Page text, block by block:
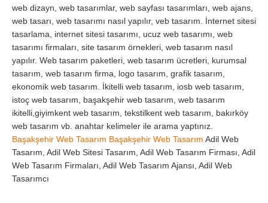
web dizayn, web tasarımlar, web sayfası tasarımları, web ajans,
web tasarı, web tasarımı nasıl yapılır, veb tasarım. İnternet sitesi
tasarlama, internet sitesi tasarımı, ucuz web tasarımı, web
tasarımı firmaları, site tasarım örnekleri, web tasarım nasıl
yapılır. Web tasarım paketleri, web tasarım ücretleri, kurumsal
tasarım, web tasarım firma, logo tasarım, grafik tasarım,
ekonomik web tasarım. İkitelli web tasarım, iosb web tasarım,
istoç web tasarım, başakşehir web tasarım, web tasarım
ikitelli,giyimkent web tasarım, tekstilkent web tasarım, bakırköy
web tasarım vb. anahtar kelimeler ile arama yaptınız.
Başakşehir Web Tasarım Başakşehir Web Tasarım Adil Web
Tasarım, Adil Web Sitesi Tasarım, Adil Web Tasarım Firması, Adil
Web Tasarım Firmaları, Adil Web Tasarım Ajansı, Adil Web
Tasarımcı